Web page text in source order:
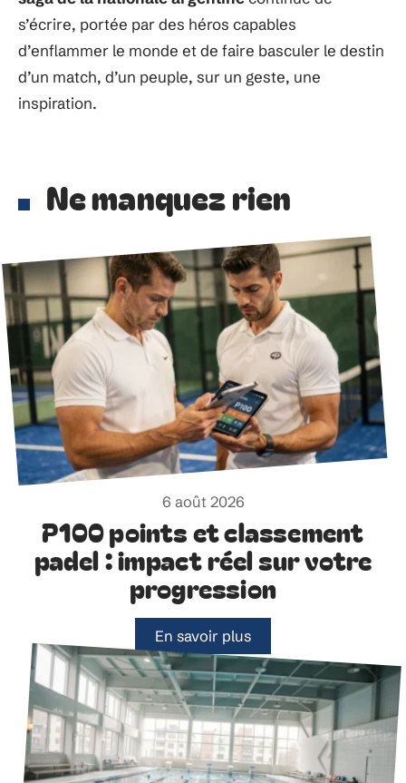
s’écrire, portée par des héros capables
d’enflammer le monde et de faire basculer le destin
d’un match, d’un peuple, sur un geste, une
inspiration.
Ne manquez rien
6 août 2026
P100 points et classement
padel : impact réel sur votre
progression
En savoir plus